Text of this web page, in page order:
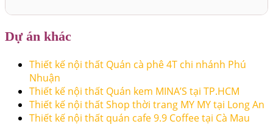
Dự án khác
Thiết kế nội thất Quán cà phê 4T chi nhánh Phú
Nhuận
Thiết kế nội thất Quán kem MINA’S tại TP.HCM
Thiết kế nội thất Shop thời trang MY MY tại Long An
Thiết kế nội thất quán cafe 9.9 Coffee tại Cà Mau